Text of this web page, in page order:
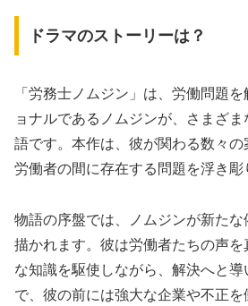
ドラマのストーリーは？
「労務士ノムジン」は、労働問題
ョナルであるノムジンが、さまざ
語です。本作は、彼が関わる数々の
労働者の間に存在する問題を浮き彫
物語の序盤では、ノムジンが新た
描かれます。彼は労働者たちの声
な知識を駆使しながら、解決へと
で、彼の前には強大な企業や不正